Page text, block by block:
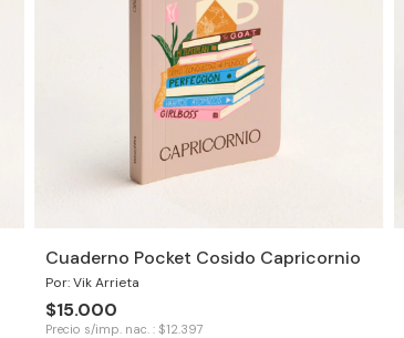
Cuaderno Pocket Cosido Capricornio
Por: Vik Arrieta
$15.000
Precio s/imp. nac. : $12.397